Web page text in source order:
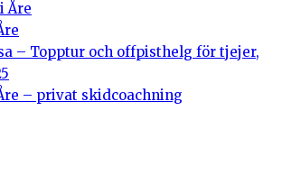
Åre
– Topptur och offpisthelg för tjejer,
– privat skidcoachning